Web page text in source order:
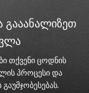
თქვენი ცოდნის
პროცესი და